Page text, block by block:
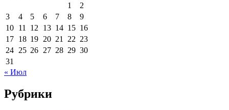
1
2
3
4 5 6 7 8
9
10 11 12 13 14 15 16
17 18 19 20 21 22 23
24 25 26 27 28 29 30
31
« Июл
Рубрики